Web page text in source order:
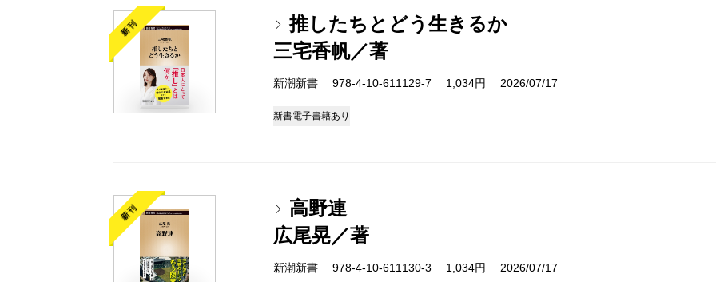
新刊
推したちとどう生きるか
三宅香帆／著
新潮新書 978-4-10-611129-7 1,034円 2026/07/17
新書電子書籍あり
新刊
高野連
広尾晃／著
新潮新書 978-4-10-611130-3 1,034円 2026/07/17